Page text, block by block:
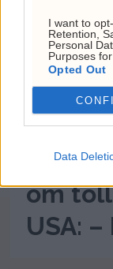
I want to
Retention,
Personal
Purposes
Opted Out
Data
om
USA: